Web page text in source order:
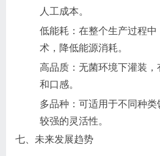
人工成本。
低能耗：在整个生产过程
术，降低能源消耗。
高品质：无菌环境下灌装
和口感。
多品种：可适用于不同种
较强的灵活性。
七、未来发展趋势